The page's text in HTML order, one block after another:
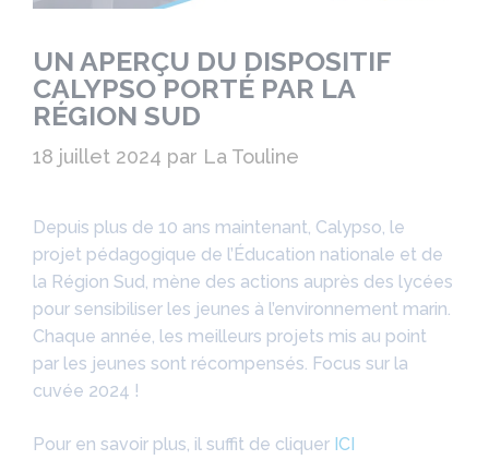
UN APERÇU DU DISPOSITIF
CALYPSO PORTÉ PAR LA
RÉGION SUD
18 juillet 2024 par La Touline
Depuis plus de 10 ans maintenant, Calypso, le
projet pédagogique de l’Éducation nationale et de
la Région Sud, mène des actions auprès des lycées
pour sensibiliser les jeunes à l’environnement marin.
Chaque année, les meilleurs projets mis au point
par les jeunes sont récompensés. Focus sur la
cuvée 2024 !
Pour en savoir plus, il suffit de cliquer ICI